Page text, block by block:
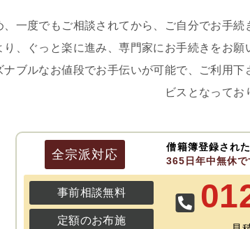
、一度でもご相談されてから、ご自分でお手
り、ぐっと楽に進み、専門家にお手続きをお
ナブルなお値段でお手伝いが可能で、ご利用
ビスとなってお
全宗派対応
僧籍簿登録され
365日年中無休で
事前相談無料
定額のお布施